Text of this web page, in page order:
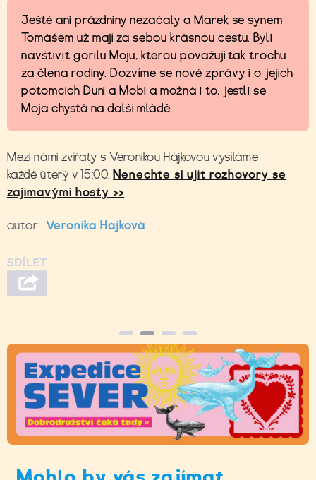
Ještě ani prázdniny nezačaly a Marek se synem
Tomášem už mají za sebou krásnou cestu. Byli
navštívit gorilu Moju, kterou považují tak trochu
za člena rodiny. Dozvíme se nové zprávy i o jejích
potomcích Duni a Mobi a možná i to, jestli se
Moja chystá na další mládě.
Mezi námi zvířaty s Veronikou Hájkovou vysíláme
každé úterý v 15:00.Nenechte si ujít rozhovory se
zajímavými hosty >>
autor: Veronika Hájková